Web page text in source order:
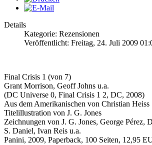
Details
Kategorie: Rezensionen
Veröffentlicht: Freitag, 24. Juli 2009
Final Crisis 1 (von 7)
Grant Morrison, Geoff Johns u.a.
(DC Universe 0, Final Crisis 1 2, DC, 2008)
Aus dem Amerikanischen von Christian Heiss
Titelillustration von J. G. Jones
Zeichnungen von J. G. Jones, George Pérez,
S. Daniel, Ivan Reis u.a.
Panini, 2009, Paperback, 100 Seiten, 12,95